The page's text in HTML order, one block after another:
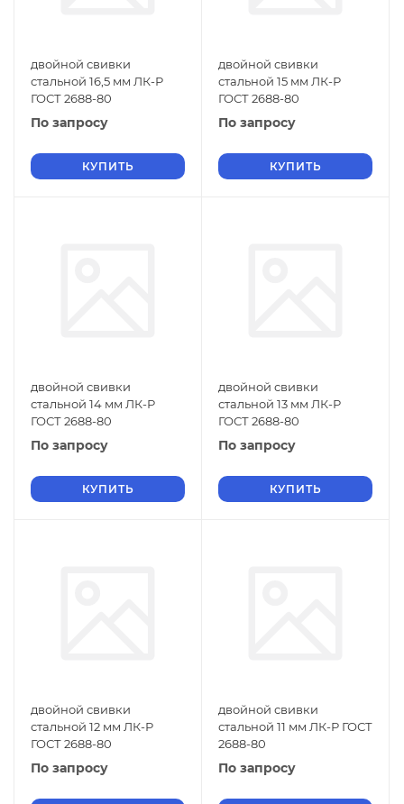
двойной свивки
стальной 16,5 мм ЛК-Р
ГОСТ 2688-80
По запросу
КУПИТЬ
двойной свивки
стальной 15 мм ЛК-Р
ГОСТ 2688-80
По запросу
КУПИТЬ
двойной свивки
стальной 14 мм ЛК-Р
ГОСТ 2688-80
По запросу
КУПИТЬ
двойной свивки
стальной 13 мм ЛК-Р
ГОСТ 2688-80
По запросу
КУПИТЬ
двойной свивки
стальной 12 мм ЛК-Р
ГОСТ 2688-80
По запросу
двойной свивки
стальной 11 мм ЛК-Р ГОСТ
2688-80
По запросу